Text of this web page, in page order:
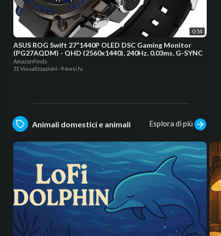
0:54
ASUS ROG Swift 27”1440P OLED DSC Gaming Monitor
(PG27AQDM) - QHD (2560x1440), 240Hz, 0.03ms, G-SYNC
AmazonFinds
31 Visualizzazioni · 9 mesi fa
Animali domestici e animali Esplora di più